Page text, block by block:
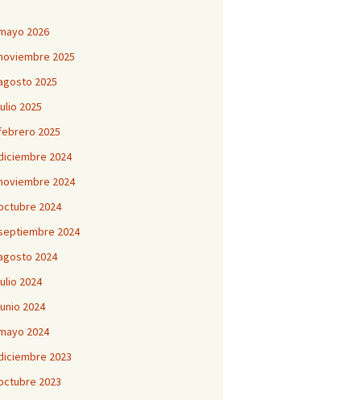
2026
2025
2025
2025
2025
2024
2024
2024
2024
2024
2024
2024
2024
2023
2023